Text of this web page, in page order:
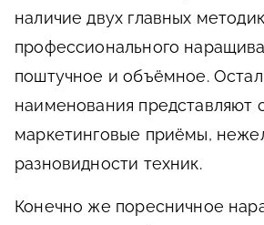
наличие двух главных методик
профессионального
поштучное и объёмное.
наименования представляют
маркетинговые приёмы,
разновидности техник.
Конечно же поресничное